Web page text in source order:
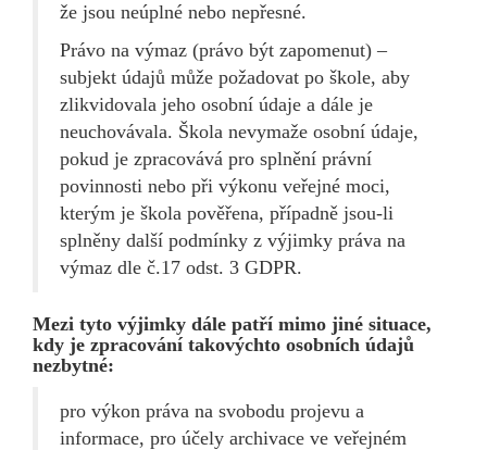
že jsou neúplné nebo nepřesné.
Právo na výmaz (právo být zapomenut) –
subjekt údajů může požadovat po škole, aby
zlikvidovala jeho osobní údaje a dále je
neuchovávala. Škola nevymaže osobní údaje,
pokud je zpracovává pro splnění právní
povinnosti nebo při výkonu veřejné moci,
kterým je škola pověřena, případně jsou-li
splněny další podmínky z výjimky práva na
výmaz dle č.17 odst. 3 GDPR.
Mezi tyto výjimky dále patří mimo jiné situace,
kdy je zpracování takovýchto osobních údajů
nezbytné:
pro výkon práva na svobodu projevu a
informace, pro účely archivace ve veřejném